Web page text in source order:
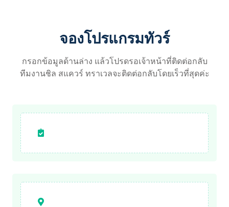
จองโปรแกรมทัวร์
กรอกข้อมูลด้านล่าง แล้วโปรดรอเจ้าหน้าที่ติดต่อกลับ
ทีมงานชิล สแควร์ ทราเวลจะติดต่อกลับโดยเร็วที่สุดค่ะ